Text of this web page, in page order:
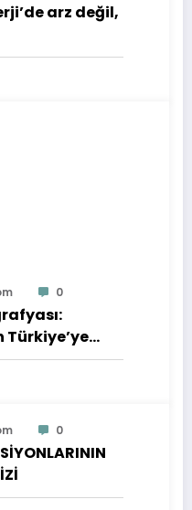
arz değil,
0
0